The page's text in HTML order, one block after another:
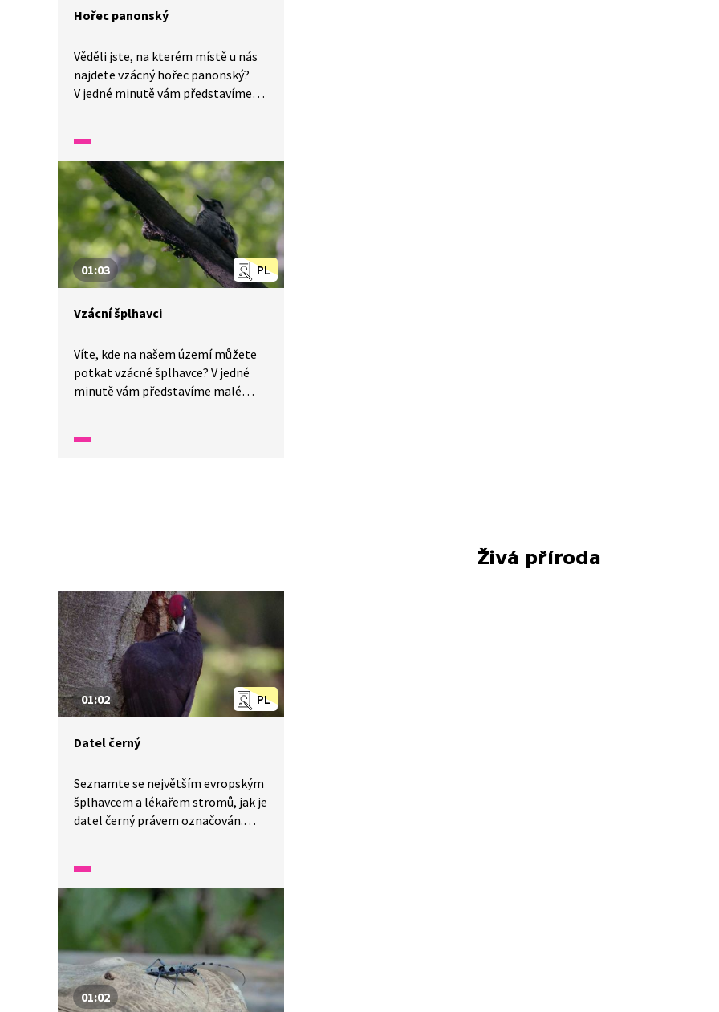
Hořec panonský
Věděli jste, na kterém místě u nás
najdete vzácný hořec panonský?
V jedné minutě vám představíme
PL
01:03
Vzácní šplhavci
Víte, kde na našem území můžete
potkat vzácné šplhavce? V jedné
minutě vám představíme malé
Živá příroda
PL
01:02
Datel černý
Seznamte se největším evropským
šplhavcem a lékařem stromů, jak je
datel černý právem označován.
zemi.
01:02